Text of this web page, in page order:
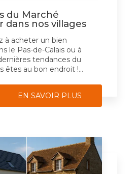
du Marché
dans nos villages
à acheter un bien
le Pas-de-Calais ou à
tendances du
êtes au bon endroit !...
EN SAVOIR PLUS